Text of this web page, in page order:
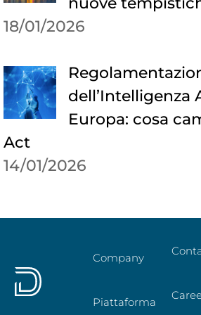
18/01/2026
dell’Intelligenza
Europa: cosa
Act
14/01/2026
Company
Piattaforma